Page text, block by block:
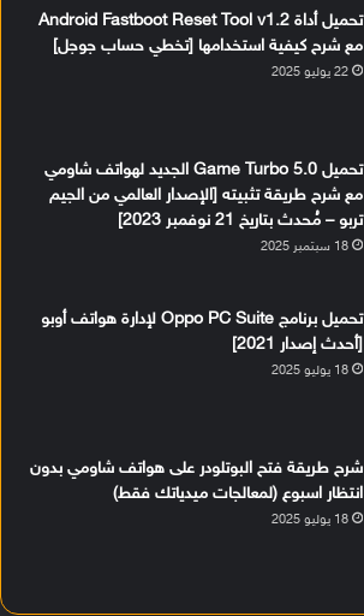
تحميل أداة Android Fastboot Reset Tool v1.2
مع شرح كيفية استخدامها [تخطي حساب جوجل]
22 يوليو 2025
تحميل Game Turbo 5.0 الجديد لهواتف شاومي
مع شرح طريقة تثبيته [الإصدار العالمي من الجيم
تربو – مُحدث بتاريخ 21 نوفمبر 2023]
18 سبتمبر 2025
تحميل برنامج Oppo PC Suite لإدارة هواتف أوبو
[أحدث إصدار 2021]
18 يوليو 2025
شرح طريقة فتح البوتلودر على هواتف شاومي بدون
انتظار اسبوع (لمعالجات ميدياتك فقط)
18 يوليو 2025